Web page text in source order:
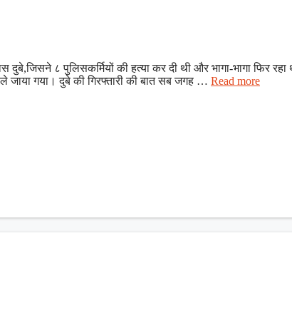
८ पुलिसकर्मियों की हत्या कर दी थी और भागा-भागा फिर रहा
गया। दुबे की गिरफ्तारी की बात सब जगह … Read more